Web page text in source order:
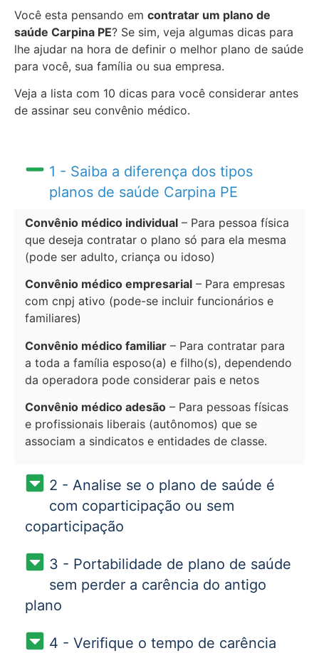
Você esta pensando em contratar um plano de
saúde Carpina PE? Se sim, veja algumas dicas para
lhe ajudar na hora de definir o melhor plano de saúde
para você, sua família ou sua empresa.
Veja a lista com 10 dicas para você considerar antes
de assinar seu convênio médico.
1 - Saiba a diferença dos tipos
planos de saúde Carpina PE
Convênio médico individual – Para pessoa física
que deseja contratar o plano só para ela mesma
(pode ser adulto, criança ou idoso)
Convênio médico empresarial – Para empresas
com cnpj ativo (pode-se incluir funcionários e
familiares)
Convênio médico familiar – Para contratar para
a toda a família esposo(a) e filho(s), dependendo
da operadora pode considerar pais e netos
Convênio médico adesão – Para pessoas físicas
e profissionais liberais (autônomos) que se
associam a sindicatos e entidades de classe.
2 - Analise se o plano de saúde é
com coparticipação ou sem
coparticipação
3 - Portabilidade de plano de saúde
sem perder a carência do antigo
plano
4 - Verifique o tempo de carência